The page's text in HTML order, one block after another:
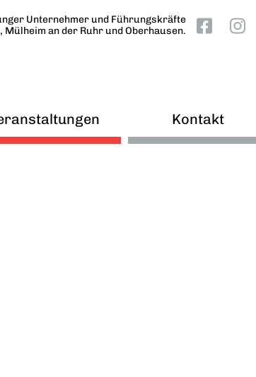
Unternehmer und Führungskräfte
Mülheim an der Ruhr und Oberhausen.
Kontakt